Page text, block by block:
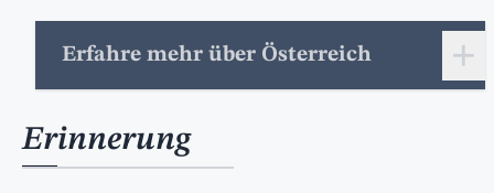
Erfahre mehr über Österreich +
Erinnerung